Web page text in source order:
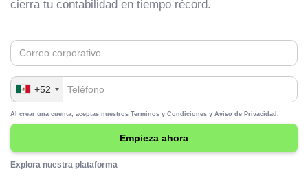
cierra tu contabilidad en tiempo récord.
+52
Al crear una cuenta, aceptas nuestros Terminos y Condiciones y Aviso de Privacidad.
Explora nuestra plataforma